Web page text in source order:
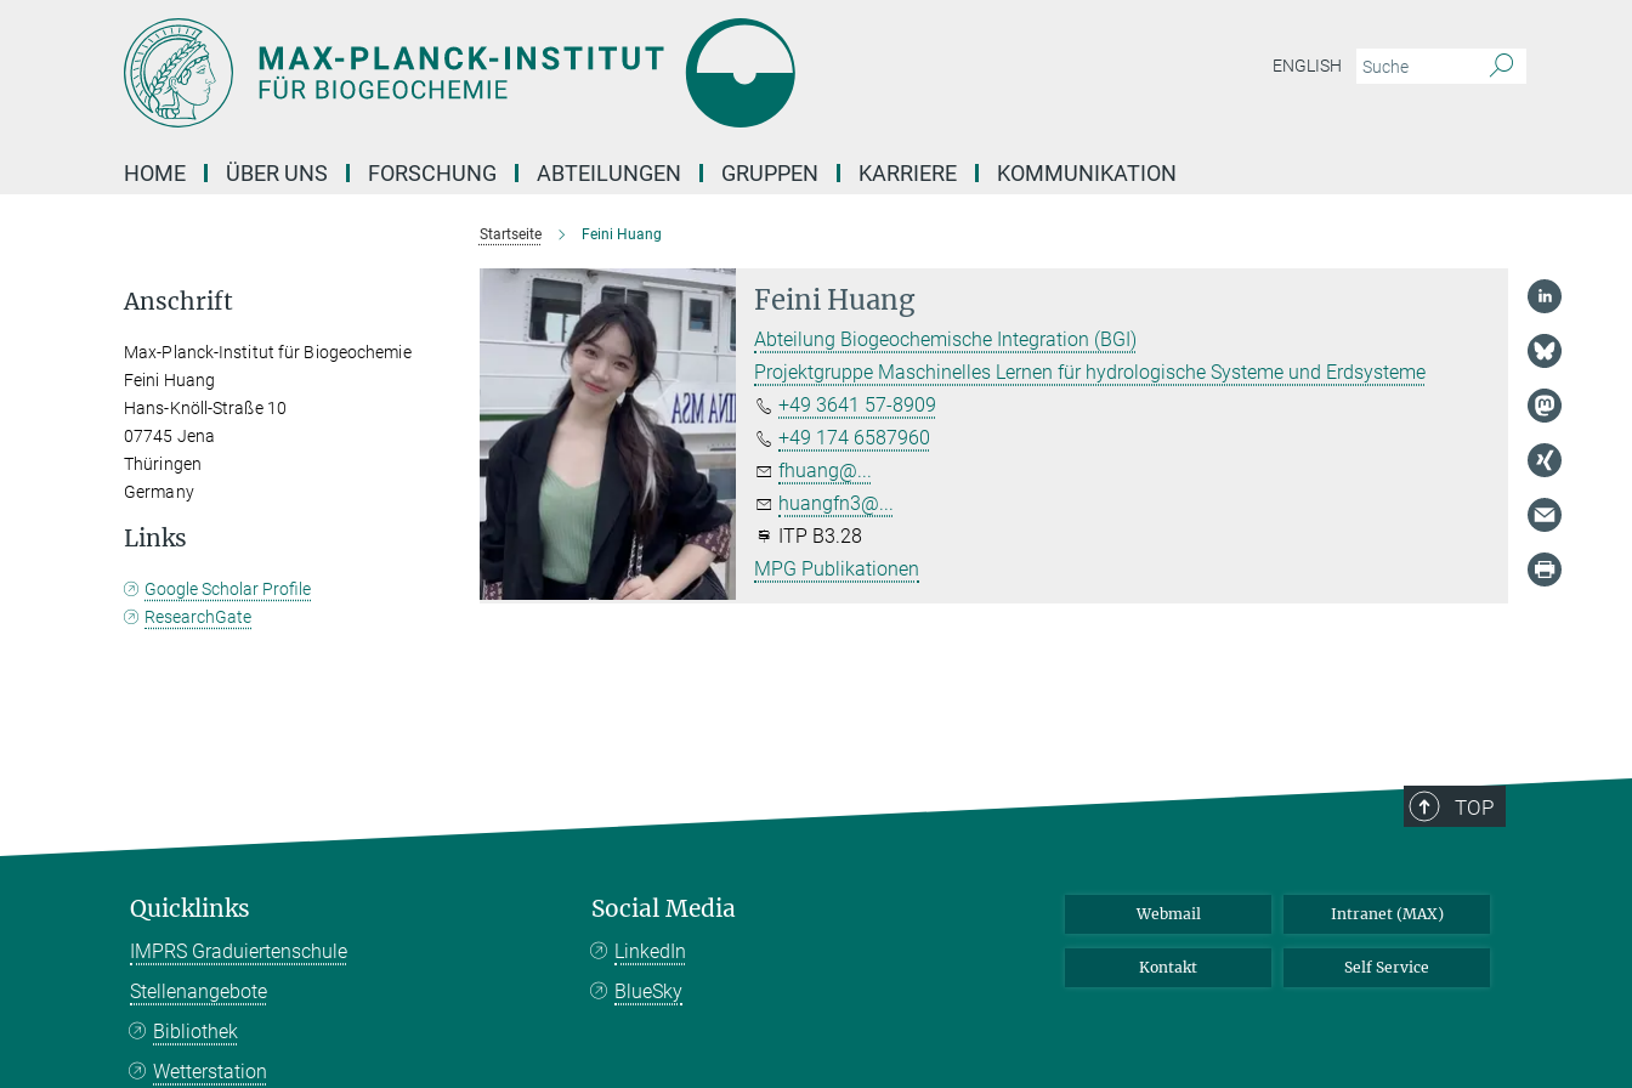
ENGLISH
HOME ÜBER UNS FORSCHUNG ABTEILUNGEN GRUPPEN KARRIERE KOMMUNIKATION
Startseite Feini Huang
Feini Huang
Abteilung Biogeochemische Integration (BGI)
Projektgruppe Maschinelles Lernen für hydrologische Systeme und Erdsysteme
+49 3641 57-8909
+49 174 6587960
fhuang@...
huangfn3@...
ITP B3.28
MPG Publikationen
Anschrift
Max-Planck-Institut für Biogeochemie
Feini Huang
Hans-Knöll-Straße 10
07745 Jena
Thüringen
Germany
Links
Google Scholar Profile
ResearchGate
TOP
Quicklinks
IMPRS Graduiertenschule
Stellenangebote
Bibliothek
Wetterstation
Social Media
LinkedIn
BlueSky
Webmail Intranet (MAX)
Kontakt Self Service